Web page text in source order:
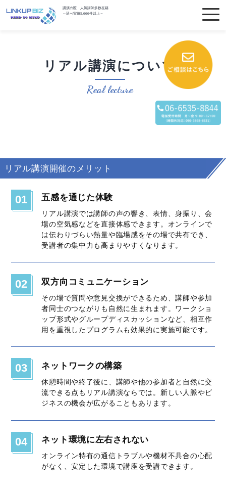
講演の匠 人気講師多数在籍
～延べ実績5,000件以上～
リアル講演について
Real lecture
リアル講演開催のメリット
01 五感を通じた体験
リアル講演では講師の声の響き、表情、身振り、会
場の空気感などを直接体感できます。オンラインで
は伝わりづらい熱量や臨場感をその場で共有でき、
受講者の集中力も高まりやすくなります。
02 双方向コミュニケーション
その場で質問や意見交換ができるため、講師や参加
者同士のつながりも自然に生まれます。ワークショ
ップ形式やグループディスカッションなど、相互作
用を重視したプログラムも効果的に実施可能です。
03 ネットワークの構築
休憩時間や終了後に、講師や他の参加者と自然に交
流できる点もリアル講演ならでは。新しい人脈やビ
ジネスの機会が広がることもあります。
04 ネット環境に左右されない
オンライン特有の通信トラブルや機材不具合の心配
がなく、安定した環境で講座を受講できます。